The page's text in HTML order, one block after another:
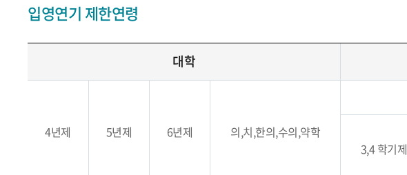
입영연기 제한연령
대학
4년제 5년제 6년제 의,치,한의,수의,약학
3,4 학기제